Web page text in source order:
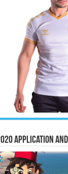
Application